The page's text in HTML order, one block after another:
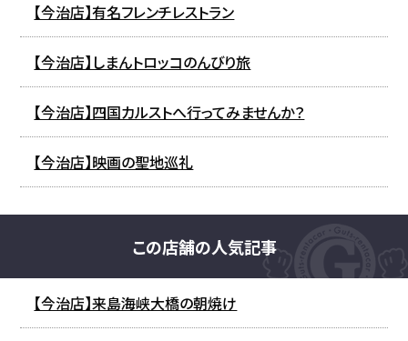
【今治店】有名フレンチレストラン
【今治店】しまんトロッコのんびり旅
【今治店】四国カルストへ行ってみませんか？
【今治店】映画の聖地巡礼
この店舗の人気記事
【今治店】来島海峡大橋の朝焼け